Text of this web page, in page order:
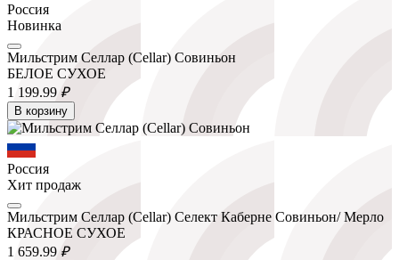
Россия
Новинка
Мильстрим Селлар (Cellar) Совиньон
БЕЛОЕ СУХОЕ
1 199.99 ₽
В корзину
Россия
Хит продаж
Мильстрим Селлар (Cellar) Селект Каберне Совиньон/ Мерло
КРАСНОЕ СУХОЕ
1 659.99 ₽